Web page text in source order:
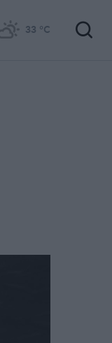
33 °C